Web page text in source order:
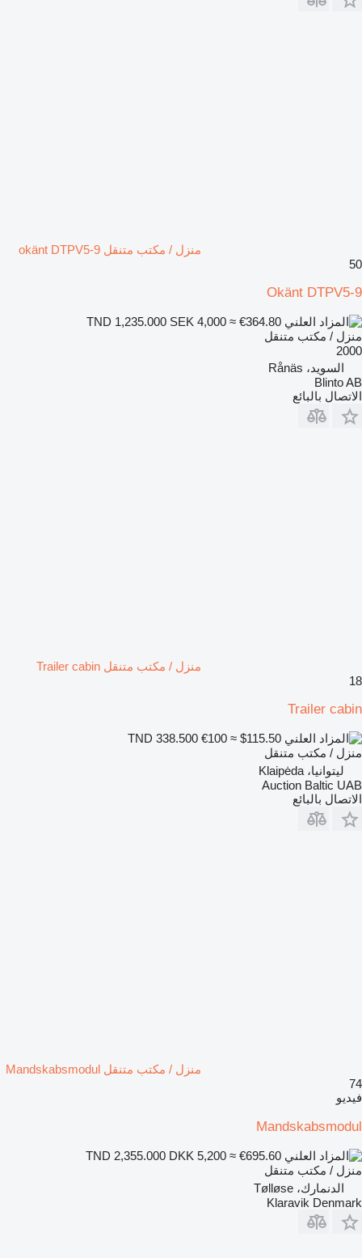
منزل / مكتب متنقل okänt DTPV5-9
50
Okänt DTPV5-9
SEK 4,000 ≈ €364.80
منزل / مكتب متنقل
2000
السويد، Rånäs
Blinto AB
الاتصال بالبائع
منزل / مكتب متنقل Trailer cabin
18
Trailer cabin
€100 ≈ $115.50
منزل / مكتب متنقل
ليتوانيا، Klaipėda
Auction Baltic UAB
الاتصال بالبائع
منزل / مكتب متنقل Mandskabsmodul
74
فيديو
Mandskabsmodul
DKK 5,200 ≈ €695.60
منزل / مكتب متنقل
الدنمارك، Tølløse
Klaravik Denmark